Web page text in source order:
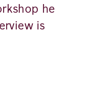
he
is